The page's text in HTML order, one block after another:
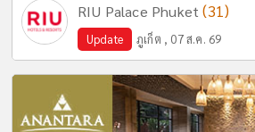
RIU Palace Phuket(31)
Update ภูเก็ต , 07 ส.ค. 69